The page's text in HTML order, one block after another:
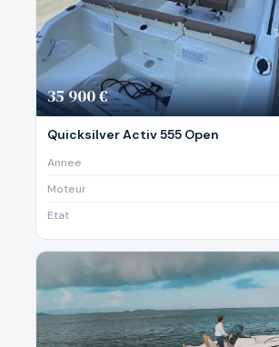
35 900 €
Quicksilver Activ 555 Open
Annee
Moteur
Etat